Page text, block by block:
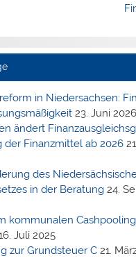
in Niedersachsen:
23. Juni 2026
ändert
der Finanzmittel ab 2026
des
in der Beratung 24.
kommunalen
Juli 2025
zur Grundsteuer C 21.